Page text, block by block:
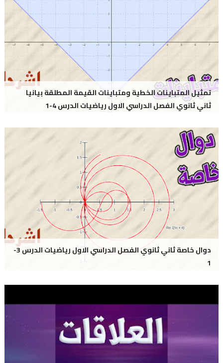
تمثيل المتباينات الخطية ومتباينات القيمة المطلقة بيانيا
ثاني ثانوي الفصل الدراسي الاول رياضيات الدرس 4-1
دوال خاصة ثاني ثانوي الفصل الدراسي الاول رياضيات الدرس 3-
1